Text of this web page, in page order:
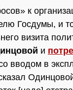
к
Госдумы, и
визита
и
вводом в
Одинцовой